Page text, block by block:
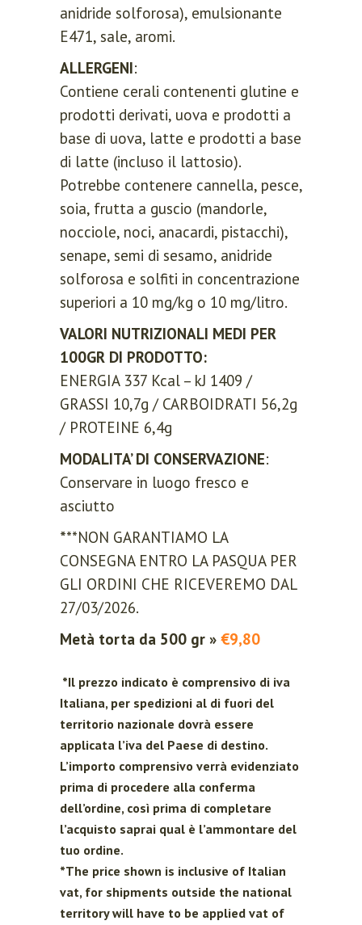
anidride solforosa), emulsionante
E471, sale, aromi.
ALLERGENI:
Contiene cerali contenenti glutine e
prodotti derivati, uova e prodotti a
base di uova, latte e prodotti a base
di latte (incluso il lattosio).
Potrebbe contenere cannella, pesce,
soia, frutta a guscio (mandorle,
nocciole, noci, anacardi, pistacchi),
senape, semi di sesamo, anidride
solforosa e solfiti in concentrazione
superiori a 10 mg/kg o 10 mg/litro.
VALORI NUTRIZIONALI MEDI PER
100GR DI PRODOTTO:
ENERGIA 337 Kcal – kJ 1409 /
GRASSI 10,7g / CARBOIDRATI 56,2g
/ PROTEINE 6,4g
MODALITA’ DI CONSERVAZIONE:
Conservare in luogo fresco e
asciutto
***NON GARANTIAMO LA
CONSEGNA ENTRO LA PASQUA PER
GLI ORDINI CHE RICEVEREMO DAL
27/03/2026.
Metà torta da 500 gr » €9,80
*Il prezzo indicato è comprensivo di iva
Italiana, per spedizioni al di fuori del
territorio nazionale dovrà essere
applicata l’iva del Paese di destino.
L’importo comprensivo verrà evidenziato
prima di procedere alla conferma
dell’ordine, così prima di completare
l’acquisto saprai qual è l’ammontare del
tuo ordine.
*The price shown is inclusive of Italian
vat, for shipments outside the national
territory will have to be applied vat of